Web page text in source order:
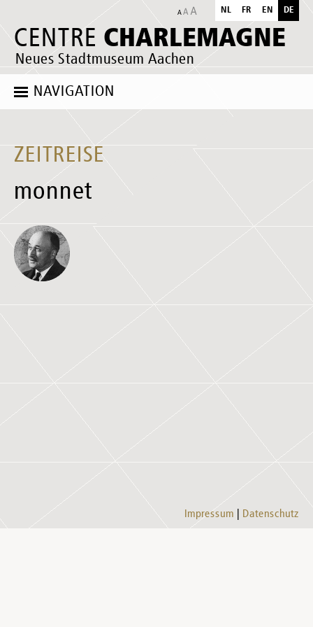
CENTRE CHARLEMAGNE
Neues Stadtmuseum Aachen
NL FR EN DE
NAVIGATION
ZEITREISE
monnet
Impressum Datenschutz